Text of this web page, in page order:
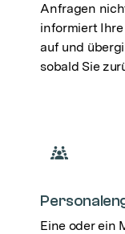
Anfragen
informiert
auf und
sobald Sie
Eine oder ein